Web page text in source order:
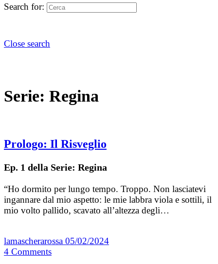
Search for:
Close search
Serie: Regina
Prologo: Il Risveglio
Ep. 1 della Serie: Regina
“Ho dormito per lungo tempo. Troppo. Non lasciatevi
ingannare dal mio aspetto: le mie labbra viola e sottili, il
mio volto pallido, scavato all’altezza degli…
lamascherarossa 05/02/2024
4 Comments